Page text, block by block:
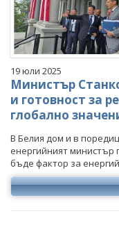
19 юли 2025
Министър
и готовност за
глобално
В Белия дом и в
енергийният министър
бъде фактор за